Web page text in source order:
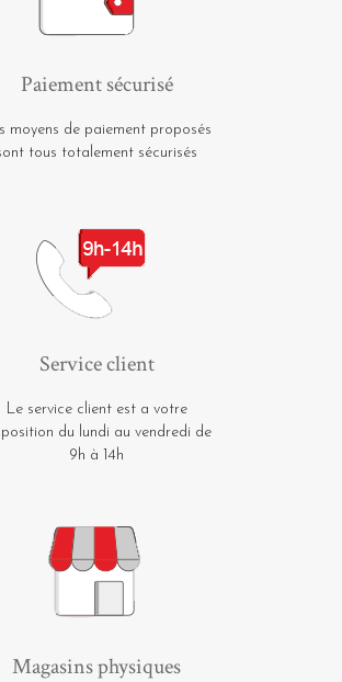
Paiement sécurisé
moyens de paiement proposés
tous totalement sécurisés
Service client
Le service client est a votre
du lundi au vendredi de
9h à 14h
Magasins physiques